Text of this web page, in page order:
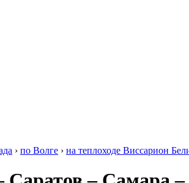
› по Волге › на теплоходе Виссарион